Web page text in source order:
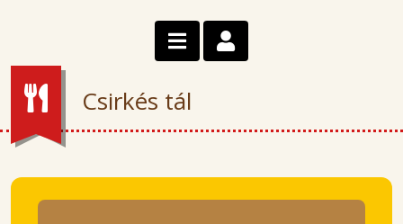
Csirkés tál